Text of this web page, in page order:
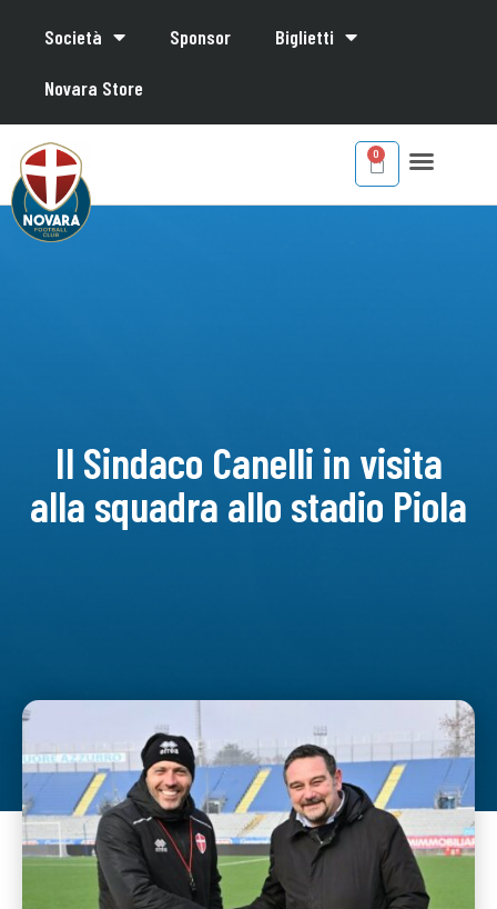
Società Sponsor Biglietti
Novara Store
Il Sindaco Canelli in visita
alla squadra allo stadio Piola